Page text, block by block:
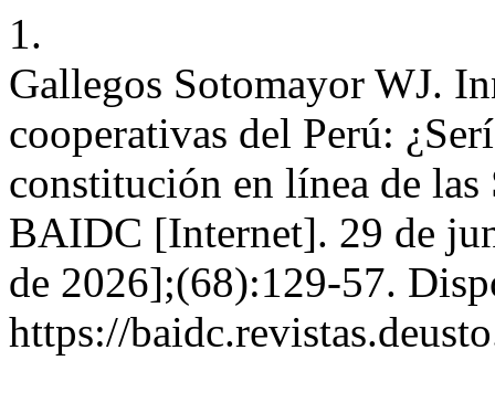
1.
Gallegos Sotomayor WJ.
cooperativas del Perú:
constitución en línea de
BAIDC [Internet]. 29 de
de 2026];(68):129-57.
https://